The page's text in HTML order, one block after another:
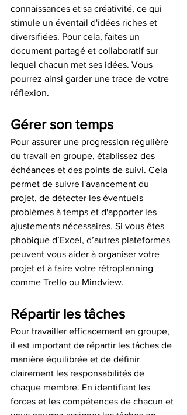
connaissances et sa créativité, ce qui
stimule un éventail d'idées riches et
diversifiées. Pour cela, faites un
document partagé et collaboratif sur
lequel chacun met ses idées. Vous
pourrez ainsi garder une trace de votre
réflexion.
Gérer son temps
Pour assurer une progression régulière
du travail en groupe, établissez des
échéances et des points de suivi. Cela
permet de suivre l'avancement du
projet, de détecter les éventuels
problèmes à temps et d'apporter les
ajustements nécessaires. Si vous êtes
phobique d’Excel, d’autres plateformes
peuvent vous aider à organiser votre
projet et à faire votre rétroplanning
comme Trello ou Mindview.
Répartir les tâches
Pour travailler efficacement en groupe,
il est important de répartir les tâches de
manière équilibrée et de définir
clairement les responsabilités de
chaque membre. En identifiant les
forces et les compétences de chacun et